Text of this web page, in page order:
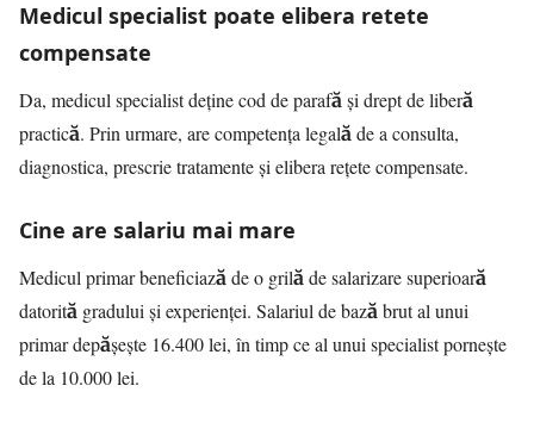
Medicul specialist poate elibera retete
compensate
Da, medicul specialist deține cod de parafă și drept de liberă
practică. Prin urmare, are competența legală de a consulta,
diagnostica, prescrie tratamente și elibera rețete compensate.
Cine are salariu mai mare
Medicul primar beneficiază de o grilă de salarizare superioară
datorită gradului și experienței. Salariul de bază brut al unui
primar depășește 16.400 lei, în timp ce al unui specialist pornește
de la 10.000 lei.